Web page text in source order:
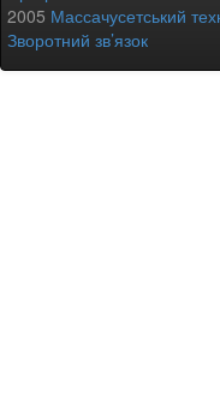
2005 Массачусетський
Зворотний зв’язок